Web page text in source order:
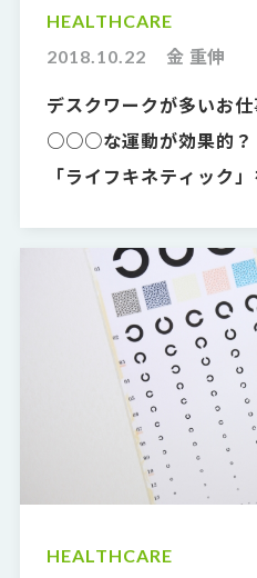
HEALTHCARE
2018.10.22
金 重伸
デスクワークが多いお仕
○○○な運動が効果的？
「ライフキネティック
HEALTHCARE